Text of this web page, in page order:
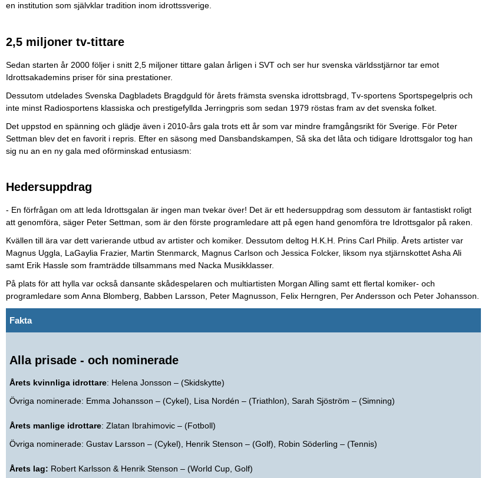
en institution som självklar tradition inom idrottssverige.
2,5 miljoner tv-tittare
Sedan starten år 2000 följer i snitt 2,5 miljoner tittare galan årligen i SVT och ser hur svenska världsstjärnor tar emot
Idrottsakademins priser för sina prestationer.
Dessutom utdelades Svenska Dagbladets Bragdguld för årets främsta svenska idrottsbragd, Tv-sportens Sportspegelpris och
inte minst Radiosportens klassiska och prestigefyllda Jerringpris som sedan 1979 röstas fram av det svenska folket.
Det uppstod en spänning och glädje även i 2010-års gala trots ett år som var mindre framgångsrikt för Sverige. För Peter
Settman blev det en favorit i repris. Efter en säsong med Dansbandskampen, Så ska det låta och tidigare Idrottsgalor tog han
sig nu an en ny gala med oförminskad entusiasm:
Hedersuppdrag
- En förfrågan om att leda Idrottsgalan är ingen man tvekar över! Det är ett hedersuppdrag som dessutom är fantastiskt roligt
att genomföra, säger Peter Settman, som är den förste programledare att på egen hand genomföra tre Idrottsgalor på raken.
Kvällen till ära var dett varierande utbud av artister och komiker. Dessutom deltog H.K.H. Prins Carl Philip. Årets artister var
Magnus Uggla, LaGaylia Frazier, Martin Stenmarck, Magnus Carlson och Jessica Folcker, liksom nya stjärnskottet Asha Ali
samt Erik Hassle som framträdde tillsammans med Nacka Musikklasser.
På plats för att hylla var också dansante skådespelaren och multiartisten Morgan Alling samt ett flertal komiker- och
programledare som Anna Blomberg, Babben Larsson, Peter Magnusson, Felix Herngren, Per Andersson och Peter Johansson.
Fakta
Alla prisade - och nominerade
Årets kvinnliga idrottare: Helena Jonsson – (Skidskytte)
Övriga nominerade: Emma Johansson – (Cykel), Lisa Nordén – (Triathlon), Sarah Sjöström – (Simning)
Årets manlige idrottare: Zlatan Ibrahimovic – (Fotboll)
Övriga nominerade: Gustav Larsson – (Cykel), Henrik Stenson – (Golf), Robin Söderling – (Tennis)
Årets lag: Robert Karlsson & Henrik Stenson – (World Cup, Golf)